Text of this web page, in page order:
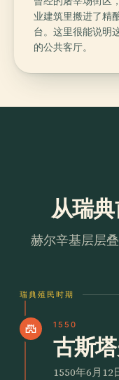
业建筑里搬进了精
台。这里很能说明
的公共客厅。
从瑞
赫尔辛基层层
瑞典殖民时期
castle 1550
古斯
1550年6月12